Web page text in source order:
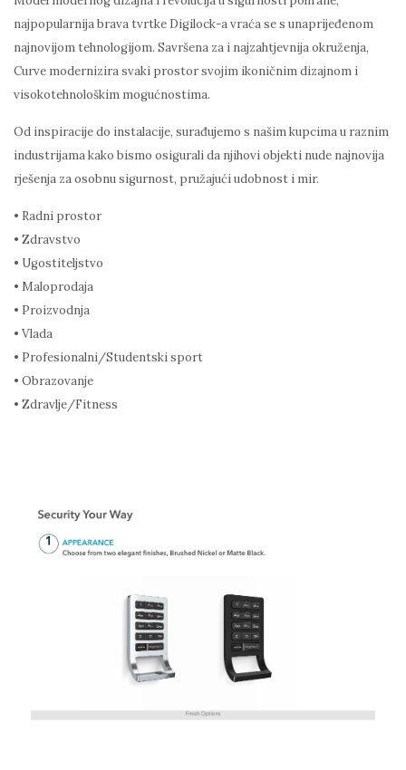
najpopularnija brava tvrtke Digilock-a vraća se s unaprijeđenom
najnovijom tehnologijom. Savršena za i najzahtjevnija okruženja,
Curve modernizira svaki prostor svojim ikoničnim dizajnom i
visokotehnološkim mogućnostima.
Od inspiracije do instalacije, surađujemo s našim kupcima u raznim
industrijama kako bismo osigurali da njihovi objekti nude najnovija
rješenja za osobnu sigurnost, pružajući udobnost i mir.
• Radni prostor
• Zdravstvo
• Ugostiteljstvo
• Maloprodaja
• Proizvodnja
• Vlada
• Profesionalni/Studentski sport
• Obrazovanje
• Zdravlje/Fitness